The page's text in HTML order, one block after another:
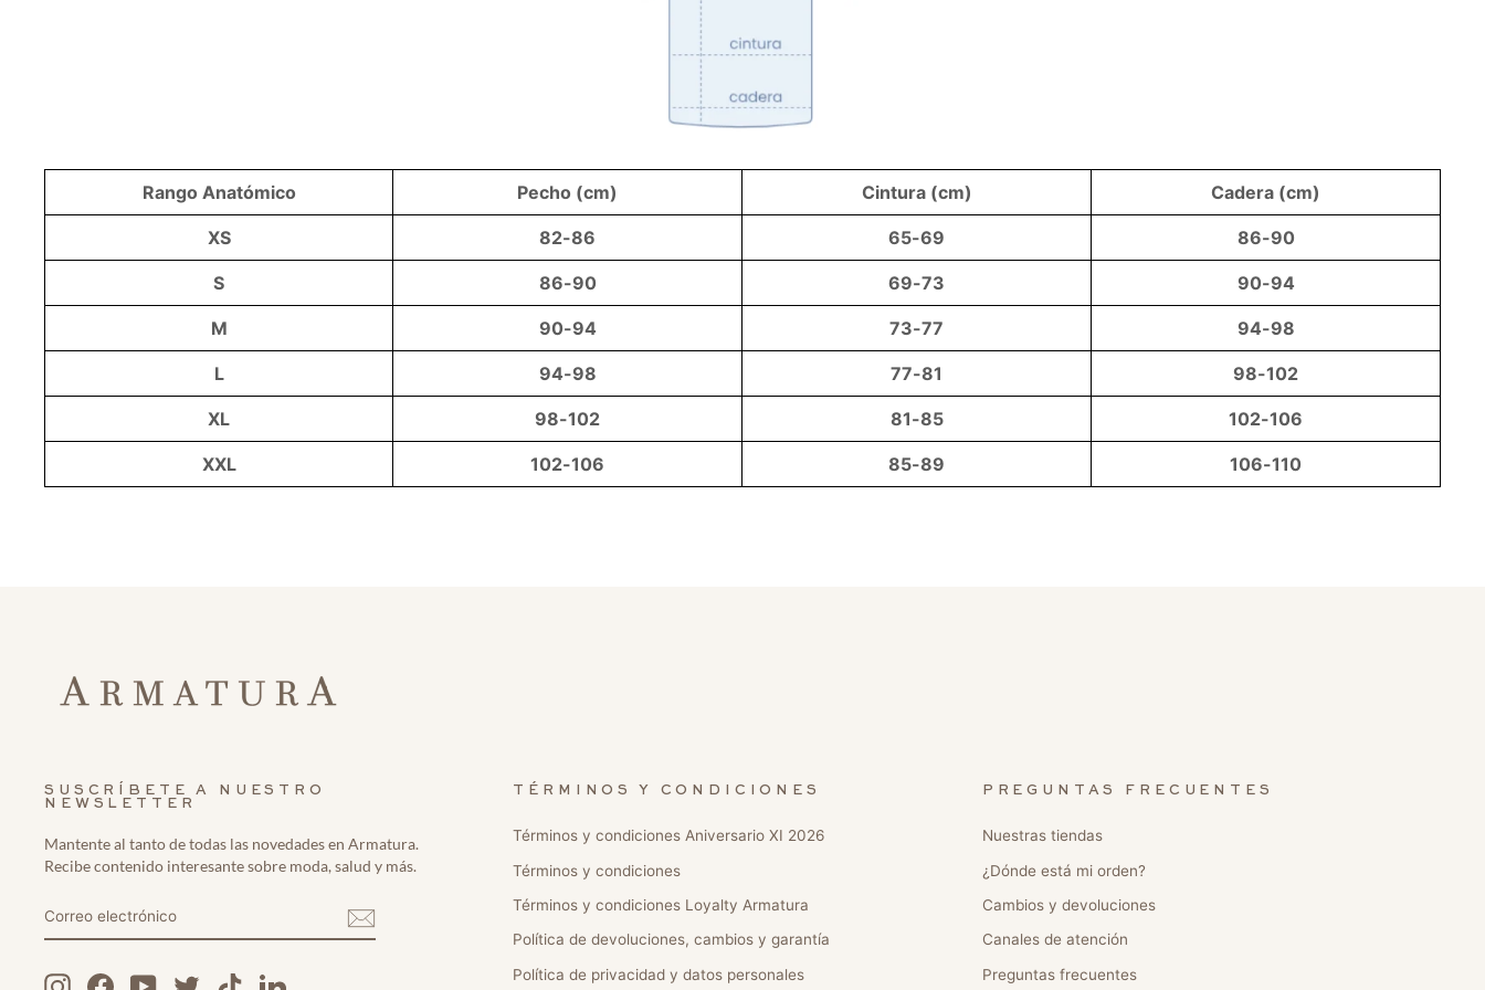
Rango Anatómico Pecho (cm) Cintura (cm) Cadera (cm)
XS 82-86 65-69 86-90
S 86-90 69-73 90-94
M 90-94 73-77 94-98
L 94-98 77-81 98-102
XL 98-102 81-85 102-106
XXL 102-106 85-89 106-110
SUSCRÍBETE A NUESTRO
NEWSLETTER
Mantente al tanto de todas las novedades en Armatura.
Recibe contenido interesante sobre moda, salud y más.
ELECTRÓNICO
InstagramFacebookYouTubeTwitter TikTokLinkedIn
TÉRMINOS Y CONDICIONES
Términos y condiciones Aniversario XI 2026
Términos y condiciones
Términos y condiciones Loyalty Armatura
Política de devoluciones, cambios y garantía
Política de privacidad y datos personales
PREGUNTAS FRECUENTES
Nuestras tiendas
¿Dónde está mi orden?
Cambios y devoluciones
Canales de atención
Preguntas frecuentes